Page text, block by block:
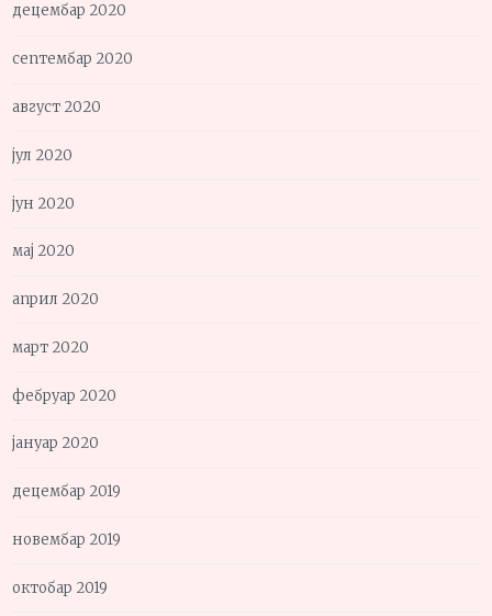
децембар 2020
септембар 2020
август 2020
јул 2020
јун 2020
мај 2020
април 2020
март 2020
фебруар 2020
јануар 2020
децембар 2019
новембар 2019
октобар 2019